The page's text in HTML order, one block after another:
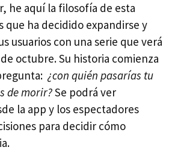
he aquí la filosofía de esta
que ha decidido expandirse y
usuarios con una serie que verá
octubre. Su historia comienza
¿con quién pasarías tu
de morir?Se podrá ver
la app y los espectadores
para decidir cómo